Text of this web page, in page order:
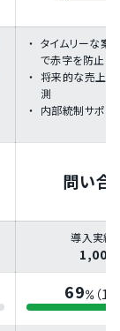
タイムリーな案
で赤字を防止
将来的な売上
測
内部統制サポー
問い合
導入実績
1,000
69% （